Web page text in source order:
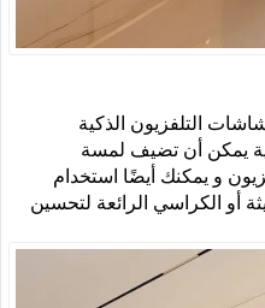
التلفزيون الذكية
يمكن أن تضيف لمسة
و يمكنك أيضًا استخدام
أو الكراسي الرائعة لتحسين